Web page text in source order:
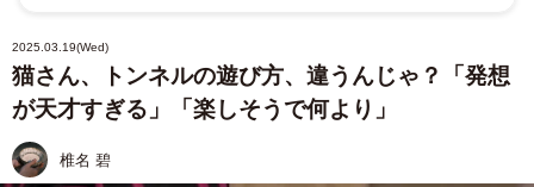
2025.03.19(Wed)
猫さん、トンネルの遊び方、違うんじゃ？「発想
が天才すぎる」「楽しそうで何より」
椎名 碧